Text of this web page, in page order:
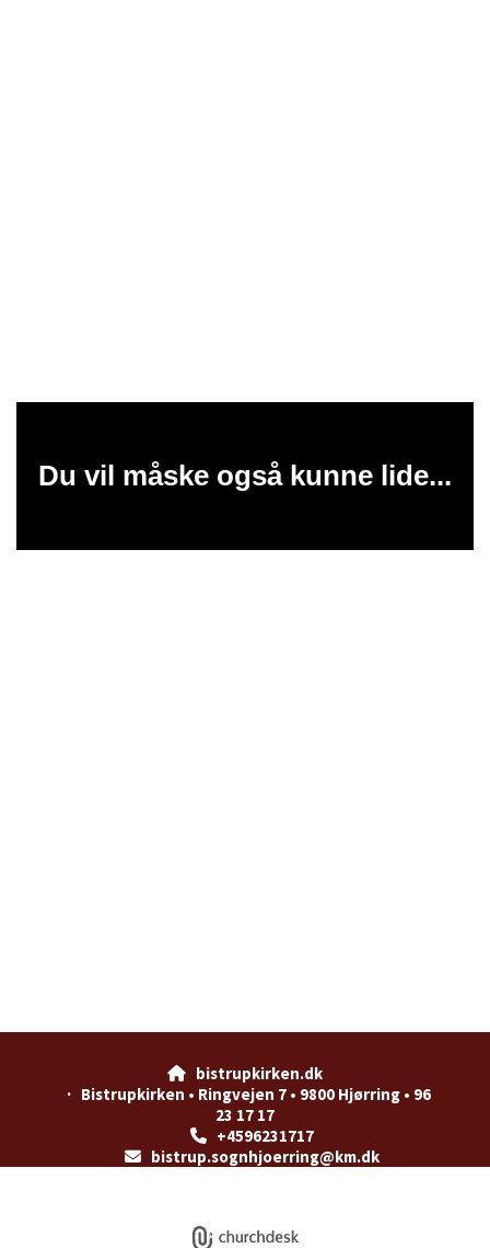
Du vil måske også kunne lide...

bistrupkirken.dk
· Bistrupkirken • Ringvejen 7 • 9800 Hjørring • 96
23 17 17
+4596231717
bistrup.sognhjoerring@km.dk